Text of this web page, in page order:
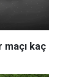
maçı kaç